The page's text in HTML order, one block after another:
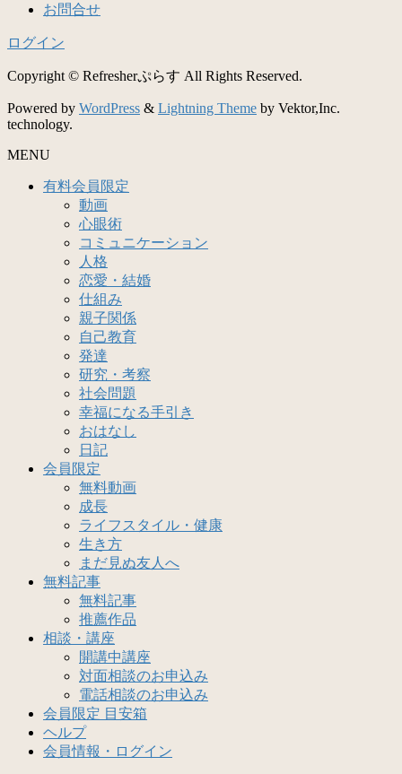
お問合せ
ログイン
Copyright © Refresherぷらす All Rights Reserved.
Powered by WordPress & Lightning Theme by Vektor,Inc.
technology.
MENU
有料会員限定
動画
心眼術
コミュニケーション
人格
恋愛・結婚
仕組み
親子関係
自己教育
発達
研究・考察
社会問題
幸福になる手引き
おはなし
日記
会員限定
無料動画
成長
ライフスタイル・健康
生き方
まだ見ぬ友人へ
無料記事
無料記事
推薦作品
相談・講座
開講中講座
対面相談のお申込み
電話相談のお申込み
会員限定 目安箱
ヘルプ
会員情報・ログイン